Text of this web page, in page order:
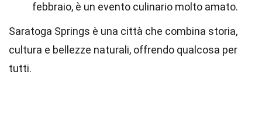
febbraio, è un evento culinario molto amato.
Saratoga Springs è una città che combina storia,
cultura e bellezze naturali, offrendo qualcosa per
tutti.